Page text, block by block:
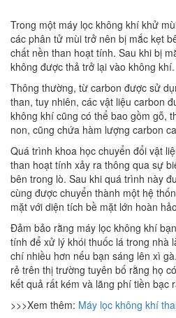
Trong một máy lọc không khí khử
các phân tử mùi trở nên bị mắc kẹt
chất nền than hoạt tính. Sau khi bị
không được thả trở lại vào không khí.
Thông thường, từ carbon được sử
than, tuy nhiên, các vật liệu carbon
không khí cũng có thể bao gồm gỗ,
non, cũng chứa hàm lượng carbon
Quá trình khoa học chuyển đổi vật
than hoạt tính xảy ra thông qua sự
bên trong lò. Sau khi quá trình này
cùng được chuyển thành một hệ
mặt với diện tích bề mặt lớn hoàn
Đảm bảo rằng máy lọc không khí
tính để xử lý khói thuốc lá trong nhà
chí nhiều hơn nếu bạn sáng lên xì
rẻ trên thị trường tuyên bố rằng họ
kết quả rất kém và lãng phí tiền bạc
>>>Xem thêm: Máy lọc không khí